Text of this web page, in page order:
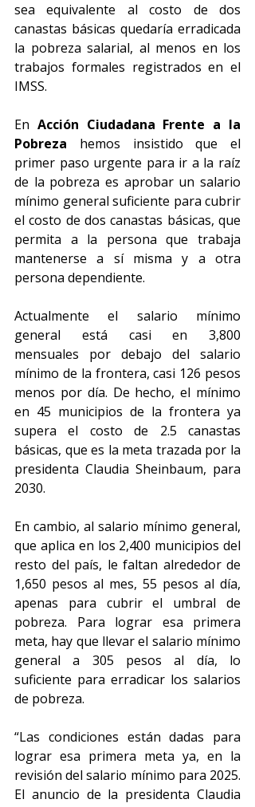
sea equivalente al costo de dos
canastas básicas quedaría erradicada
la pobreza salarial, al menos en los
trabajos formales registrados en el
IMSS.
En Acción Ciudadana Frente a la
Pobreza hemos insistido que el
primer paso urgente para ir a la raíz
de la pobreza es aprobar un salario
mínimo general suficiente para cubrir
el costo de dos canastas básicas, que
permita a la persona que trabaja
mantenerse a sí misma y a otra
persona dependiente.
Actualmente el salario mínimo
general está casi en 3,800
mensuales
por debajo del salario
mínimo de la frontera, casi 126 pesos
menos por día. De hecho, el mínimo
en 45 municipios de la frontera ya
supera el costo de 2.5 canastas
básicas, que es la meta trazada por la
presidenta Claudia Sheinbaum, para
2030.
En cambio, al salario mínimo general,
que aplica en los 2,400 municipios del
resto del país, le faltan alrededor de
1,650 pesos al mes, 55 pesos al día,
apenas para cubrir el umbral de
pobreza. Para lograr esa primera
meta, hay que llevar el salario mínimo
general a 305 pesos al día, lo
suficiente para erradicar los salarios
de pobreza.
“Las condiciones están dadas para
lograr esa primera meta ya, en la
revisión del salario mínimo para 2025.
El anuncio de la presidenta Claudia